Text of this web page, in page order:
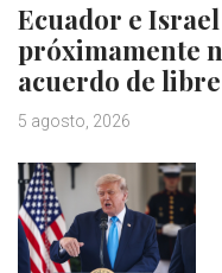
Ecuador e
próximamente
acuerdo de
5 agosto, 2026